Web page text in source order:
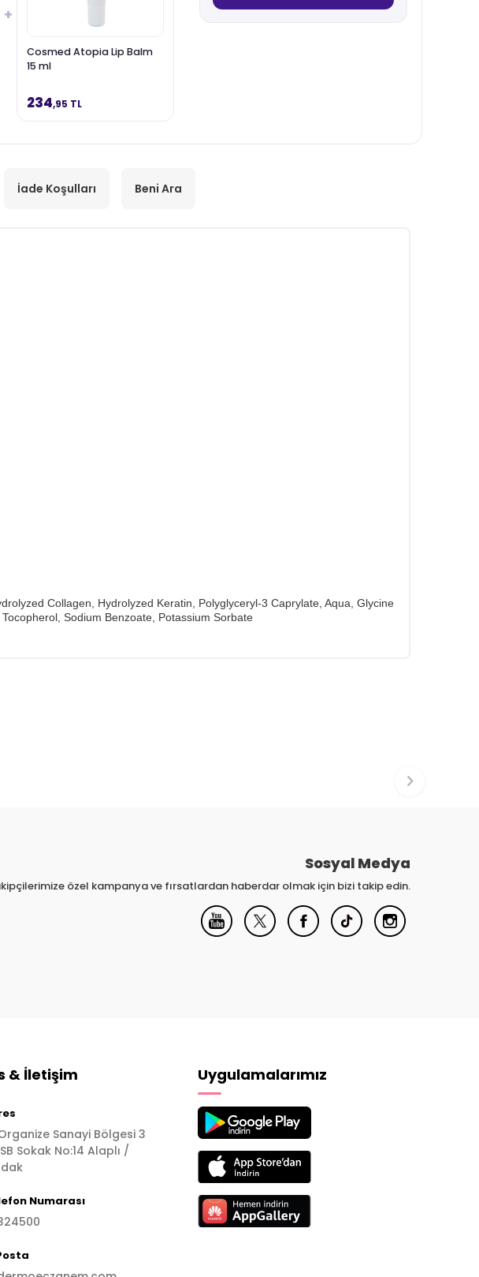
+
Cosmed Atopia Lip Balm
15 ml
234,95 TL
İade Koşulları Beni Ara
Collagen, Hydrolyzed Keratin, Polyglyceryl-3 Caprylate, Aqua, Glycine
Sodium Benzoate, Potassium Sorbate
Sosyal Medya
özel kampanya ve fırsatlardan haberdar olmak için bizi takip edin.
& İletişim
Sanayi Bölgesi 3
Sokak No:14 Alaplı /
Numarası
Uygulamalarımız